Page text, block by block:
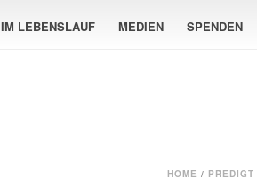
IM LEBENSLAUF MEDIEN SPENDEN
HOME / PREDIGT